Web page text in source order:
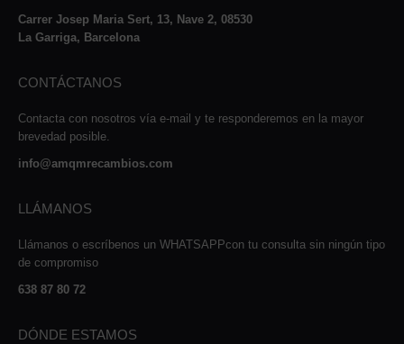
Carrer Josep Maria Sert, 13, Nave 2, 08530
La Garriga, Barcelona
CONTÁCTANOS
Contacta con nosotros vía e-mail y te responderemos en la mayor
brevedad posible.
info@amqmrecambios.com
LLÁMANOS
Llámanos o escríbenos un WHATSAPPcon tu consulta sin ningún tipo
de compromiso
638 87 80 72
DÓNDE ESTAMOS